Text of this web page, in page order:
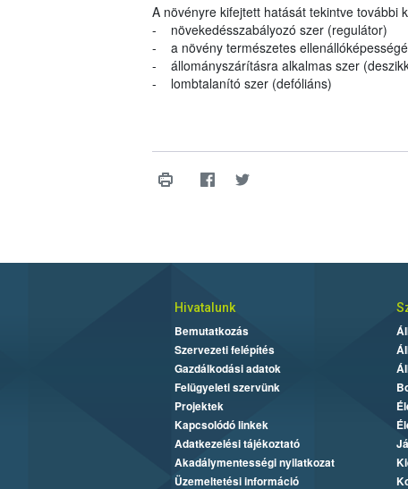
A növényre kifejtett hatását tekintve további
- növekedésszabályozó szer (regulátor)
- a növény természetes
- állományszárításra alkalmas szer
- lombtalanító szer (defóliáns)
Hivatalunk
Bemutatkozás
Szervezeti felépítés
Gazdálkodási adatok
Felügyeleti szervünk
Projektek
Kapcsolódó linkek
Adatkezelési tájékoztató
Akadálymentességi nyilatkozat
Üzemeltetési információ